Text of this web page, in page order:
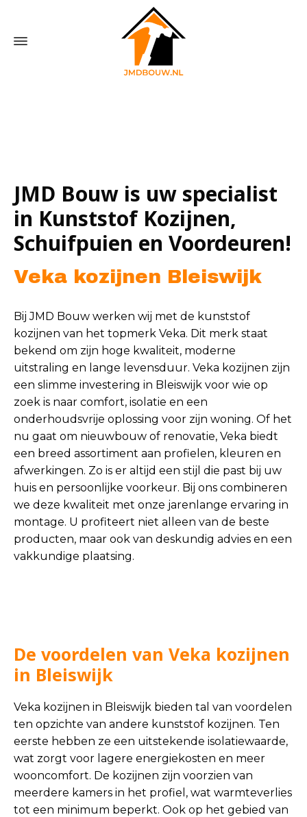
JMD Bouw is uw specialist
in Kunststof Kozijnen,
Schuifpuien en Voordeuren!
Veka kozijnen Bleiswijk
Bij JMD Bouw werken wij met de kunststof
kozijnen van het topmerk Veka. Dit merk staat
bekend om zijn hoge kwaliteit, moderne
uitstraling en lange levensduur. Veka kozijnen zijn
een slimme investering in Bleiswijk voor wie op
zoek is naar comfort, isolatie en een
onderhoudsvrije oplossing voor zijn woning. Of het
nu gaat om nieuwbouw of renovatie, Veka biedt
een breed assortiment aan profielen, kleuren en
afwerkingen. Zo is er altijd een stijl die past bij uw
huis en persoonlijke voorkeur. Bij ons combineren
we deze kwaliteit met onze jarenlange ervaring in
montage. U profiteert niet alleen van de beste
producten, maar ook van deskundig advies en een
vakkundige plaatsing.
De voordelen van Veka kozijnen
in Bleiswijk
Veka kozijnen in Bleiswijk bieden tal van voordelen
ten opzichte van andere kunststof kozijnen. Ten
eerste hebben ze een uitstekende isolatiewaarde,
wat zorgt voor lagere energiekosten en meer
wooncomfort. De kozijnen zijn voorzien van
meerdere kamers in het profiel, wat warmteverlies
tot een minimum beperkt. Ook op het gebied van